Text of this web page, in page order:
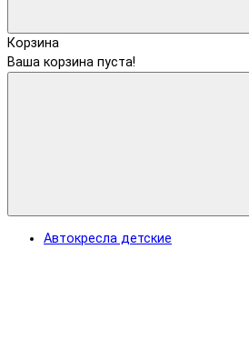
Корзина
Ваша корзина пуста!
Автокресла детские